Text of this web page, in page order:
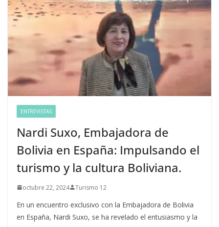
ENTREVISTAS
Nardi Suxo, Embajadora de
Bolivia en España: Impulsando el
turismo y la cultura Boliviana.
octubre 22, 2024 Turismo 12
En un encuentro exclusivo con la Embajadora de Bolivia
en España, Nardi Suxo, se ha revelado el entusiasmo y la